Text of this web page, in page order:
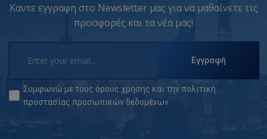
Καντε εγγραφη στο Newsletter μας για να μαθαίνετε τις
προσφορές και τα νέα μας!
Εγγραφή
Συμφωνώ με τους όρους χρήσης και τηνπολιτική
προστασίας προσωπικών δεδομένων